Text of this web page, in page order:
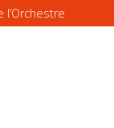
l’Orchestre